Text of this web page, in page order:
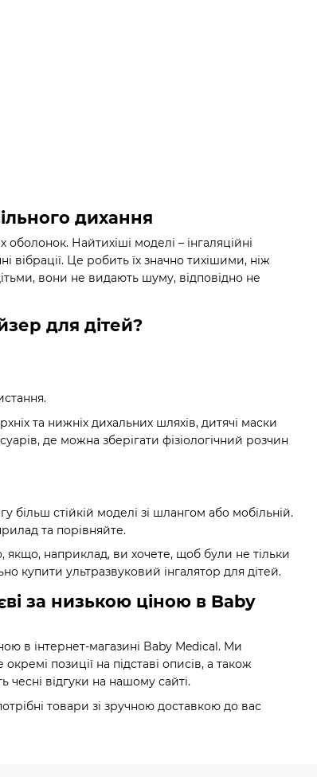
дихання
Найтихіші моделі – інгаляційні
Це робить їх значно тихішими, ніж
вони не видають шуму, відповідно не
для дітей?
та нижніх дихальних шляхів, дитячі маски
де можна зберігати фізіологічний розчин
більш стійкій моделі зі шлангом або мобільній.
та порівняйте.
наприклад, ви хочете, щоб були не тільки
купити ультразвуковий інгалятор для дітей.
за низькою ціною в Baby
в інтернет-магазині Baby Medical. Ми
позиції на підставі описів, а також
відгуки на нашому сайті.
товари зі зручною доставкою до вас